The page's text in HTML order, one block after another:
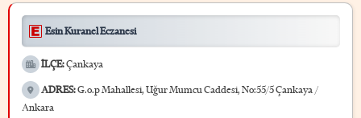
Esin Kuranel Eczanesi
İLÇE:Çankaya
ADRES:G.o.p Mahallesi, Uğur Mumcu Caddesi, No:55/5 Çankaya /
Ankara